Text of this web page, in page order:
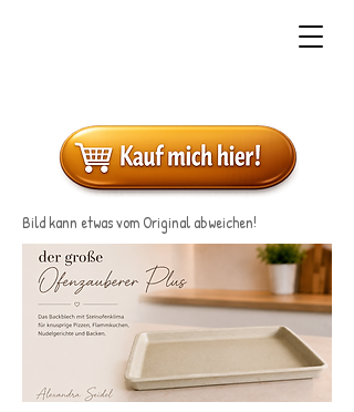
Bild kann etwas vom Original abweichen!